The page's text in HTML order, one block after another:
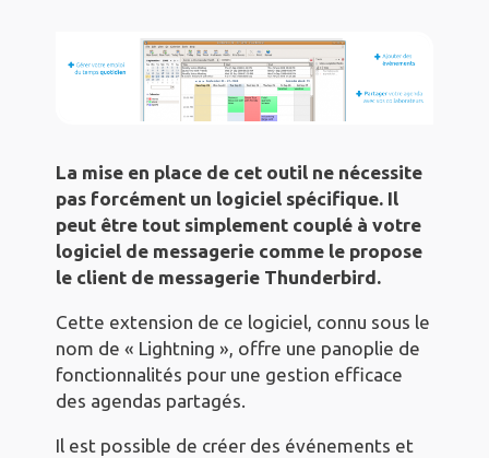
La mise en place de cet outil ne nécessite
pas forcément un logiciel spécifique. Il
peut être tout simplement couplé à votre
logiciel de messagerie comme le propose
le client de messagerie Thunderbird.
Cette extension de ce logiciel, connu sous le
nom de « Lightning », offre une panoplie de
fonctionnalités pour une gestion efficace
des agendas partagés.
Il est possible de créer des événements et